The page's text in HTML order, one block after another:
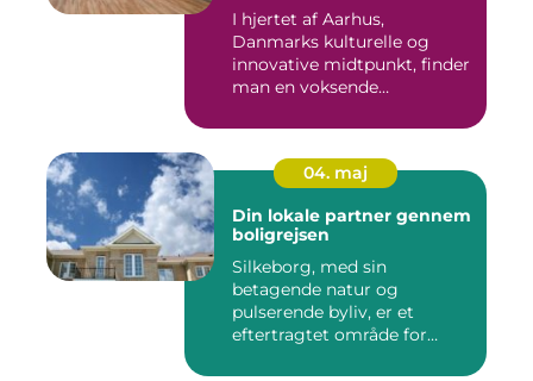
I hjertet af Aarhus,
Danmarks kulturelle og
innovative midtpunkt, finder
man en voksende
04. maj
Din lokale partner gennem
boligrejsen
Silkeborg, med sin
betagende natur og
pulserende byliv, er et
eftertragtet område for